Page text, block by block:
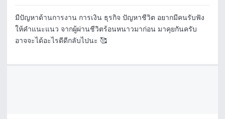
มีปัญหาด้านการงาน การเงิน ธุรกิจ ปัญหาชีวิต อยากมีคนรับฟัง
ให้คำแนะแนว จากผู้ผ่านชีวิตร้อนหนาวมาก่อน มาคุยกันครับ
อาจจะได้อะไรดีดีกลับไปนะ 🥰